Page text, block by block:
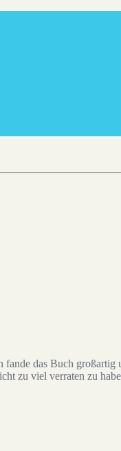
das Buch großartig
zu viel verraten zu